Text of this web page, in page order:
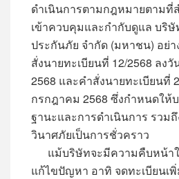
ดำเนินการตามกฎหมายตามที่
เข้าควบคุมและกำกับดูแล บริษั
ประกันภัย จำกัด (มหาชน) อย่
สั่งนายทะเบียนที่ 12/2568 ลง
2568 และคำสั่งนายทะเบียนที่
กรกฎาคม 2568 ซึ่งกำหนดให้
ฐานะและการดำเนินการ รวม
วินาศภัยเป็นการชั่วคราว
แม้บริษัทจะมีความคืบหน้าใ
แก้ไขปัญหา อาทิ จดทะเบียนเ